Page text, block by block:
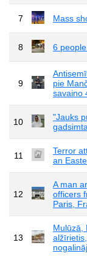
7 Mass
8 6
9
pie
savaino
10
"Jauks
11
Terror
an
12
A man
officers
Paris,
13
Mulūzā,